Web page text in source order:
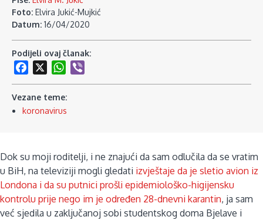
Foto: Elvira Jukić-Mujkić
Datum: 16/04/2020
Podijeli ovaj članak:
Facebook
WhatsApp
Vezane teme:
koronavirus
Dok su moji roditelji, i ne znajući da sam odlučila da se vratim
u BiH, na televiziji mogli gledati izvještaje da je sletio avion iz
Londona i da su putnici prošli epidemiološko-higijensku
kontrolu prije nego im je određen 28-dnevni karantin, ja sam
već sjedila u zaključanoj sobi studentskog doma Bjelave i